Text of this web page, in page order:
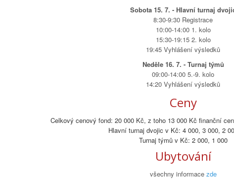
Sobota 15. 7. - Hlavní turnaj
8:30-9:30 Registrace
10:00-14:00 1. kolo
15:30-19:15 2. kolo
19:45 Vyhlášení výsledků
Neděle 16. 7. - Turnaj týmů
09:00-14:00 5.-9. kolo
14:20 Vyhlášení výsledků
Ceny
Celkový cenový fond: 20 000 Kč, z toho 13 000 Kč finanční
Hlavní turnaj dvojic v Kč: 4 000, 3 000, 2
Turnaj týmů v Kč: 2 000, 1 000
Ubytování
všechny informace zde